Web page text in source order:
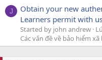
J
Obtain your new
Learners permit with
Started by john andrew
Các vấn đề về bảo hiểm xã